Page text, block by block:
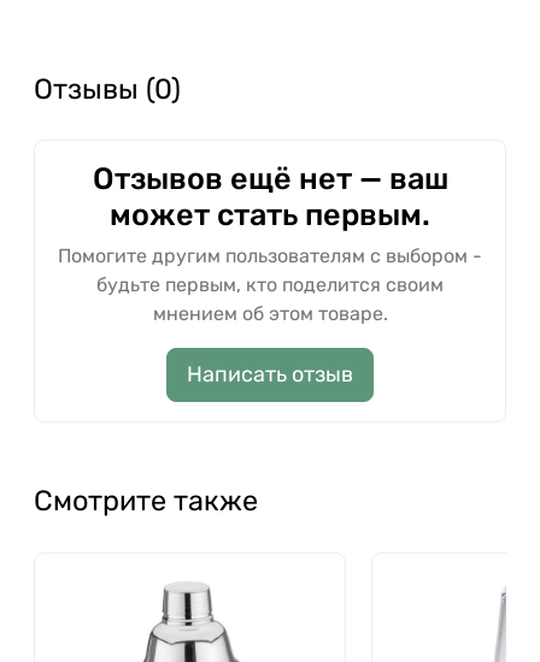
Отзывы (0)
Отзывов ещё нет — ваш
может стать первым.
Помогите другим пользователям с выбором -
будьте первым, кто поделится своим
мнением об этом товаре.
Написать отзыв
Смотрите также